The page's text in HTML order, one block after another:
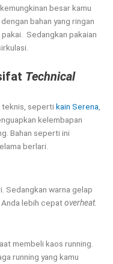
besar kamu
bahan yang ringan
Sedangkan pakaian
Technical
teknis, sepertikain Serena
kelembapan
Bahan seperti ini
berlari.
Sedangkan warna gelap
lebih cepatoverheat.
membeli kaos running.
running yang kamu